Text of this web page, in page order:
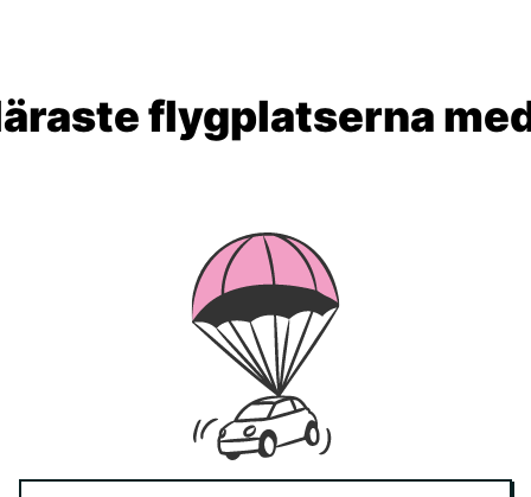
flygplatserna